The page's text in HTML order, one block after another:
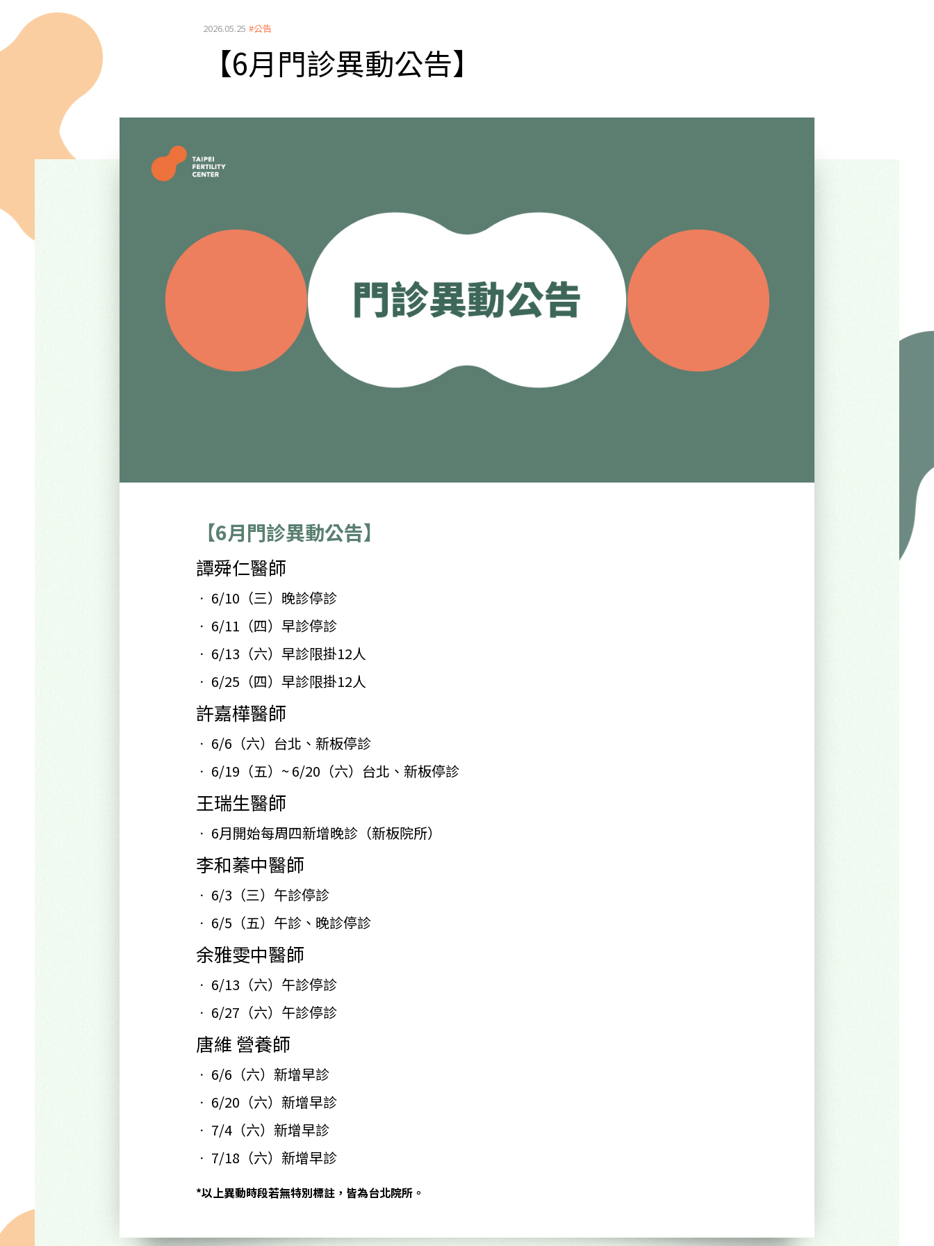
2026.05.25 #公告
【6月門診異動公告】
【6月門診異動公告】
譚舜仁醫師
6/10 （三）晚診停診
6/11 （四）早診停診
6/13 （六）早診限掛12人
6/25 （四）早診限掛12人
許嘉樺醫師
6/6 （六）台北、新板停診
6/19 （五）~ 6/20（六）台北、新板停診
王瑞生醫師
6月開始每周四新增晚診（新板院所）
李和蓁中醫師
6/3 （三）午診停診
6/5 （五）午診、晚診停診
余雅雯中醫師
6/13 （六）午診停診
6/27 （六）午診停診
唐維 營養師
6/6 （六）新增早診
6/20 （六）新增早診
7/4 （六）新增早診
7/18 （六）新增早診
*以上異動時段若無特別標註，皆為台北院所。